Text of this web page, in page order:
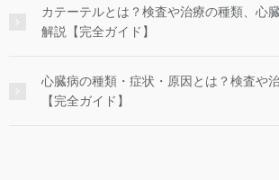
カテーテルとは？検査や治療の種類、心
解説【完全ガイド】
心臓病の種類・症状・原因とは？検査や
【完全ガイド】